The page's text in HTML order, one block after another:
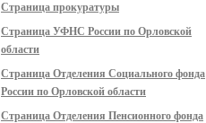
Страница прокуратуры
Страница УФНС России по Орловской
области
Страница Отделения Социального фонда
России по Орловской области
Страница Отделения Пенсионного фонда